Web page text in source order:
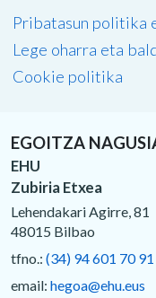
Pribatasun politika
Lege oharra eta
Cookie politika
EGOITZA
EHU
Zubiria Etxea
Lehendakari Agirre, 81
48015 Bilbao
tfno.: (34) 94 601 70 91
email: hegoa@ehu.eus